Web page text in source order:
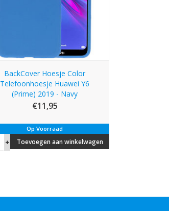
BackCover Hoesje Color
Telefoonhoesje Huawei Y6
(Prime) 2019 - Navy
€11,95
Op Voorraad
Toevoegen aan winkelwagen